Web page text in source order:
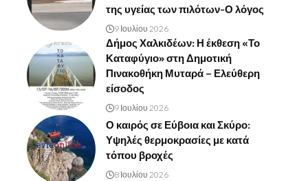
της υγείας των πιλότων-Ο λόγος
9 Ιουλίου 2026
Δήμος Χαλκιδέων: Η έκθεση «Το
Καταφύγιο» στη Δημοτική
Πινακοθήκη Μυταρά – Ελεύθερη
είσοδος
9 Ιουλίου 2026
Ο καιρός σε Εύβοια και Σκύρο:
Υψηλές θερμοκρασίες με κατά
τόπου βροχές
8 Ιουλίου 2026